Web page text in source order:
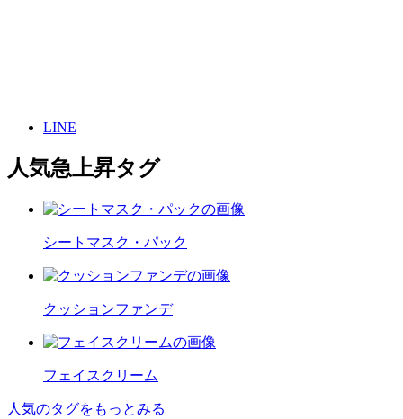
LINE
人気急上昇タグ
シートマスク・パック
クッションファンデ
フェイスクリーム
人気のタグをもっとみる